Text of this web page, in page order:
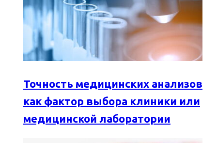
Точность медицинских анализов
как фактор выбора клиники или
медицинской лаборатории